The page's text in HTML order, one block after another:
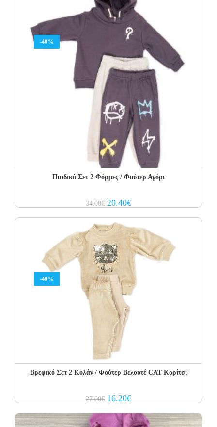
-40%
Παιδικό Σετ 2 Φόρμες / Φούτερ Αγόρι
34.00€ Original
price
34.00€.
20.40€Current
price
-40%
Βρεφικό Σετ 2 Κολάν / Φούτερ Βελουτέ CAT Κορίτσι
27.00€ Original
price
27.00€.
16.20€Current
price
16.20€.